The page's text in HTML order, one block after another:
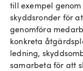
till exempel
skyddsronder för
genomföra
konkreta
ledning,
samarbeta för att